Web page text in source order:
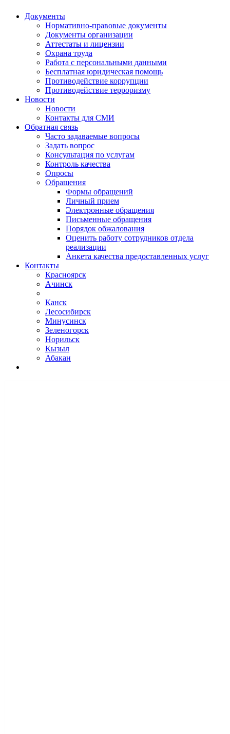
Документы
Нормативно-правовые документы
Документы организации
Аттестаты и лицензии
Охрана труда
Работа с персональными данными
Бесплатная юридическая помощь
Противодействие коррупции
Противодействие терроризму
Новости
Новости
Контакты для СМИ
Обратная связь
Часто задаваемые вопросы
Задать вопрос
Консультация по услугам
Контроль качества
Опросы
Обращения
Формы обращений
Личный прием
Электронные обращения
Письменные обращения
Порядок обжалования
Оценить работу сотрудников отдела
реализации
Анкета качества предоставленных услуг
Контакты
Красноярск
Ачинск
Канск
Лесосибирск
Минусинск
Зеленогорск
Норильск
Кызыл
Абакан